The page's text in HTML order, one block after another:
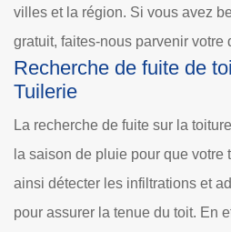
villes et la région. Si vous avez
gratuit, faites-nous parvenir votre
Recherche de fuite de
Tuilerie
La recherche de fuite sur la
la saison de pluie pour que votre
ainsi détecter les infiltrations et
pour assurer la tenue du toit. En